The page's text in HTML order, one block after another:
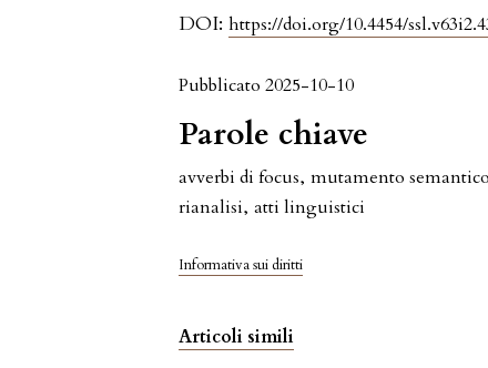
DOI:https://doi.org/10.4454/
Pubblicato 2025-10-10
Parole chiave
avverbi di focus, mutamento semantico
rianalisi, atti linguistici
Informativa sui diritti
Articoli simili